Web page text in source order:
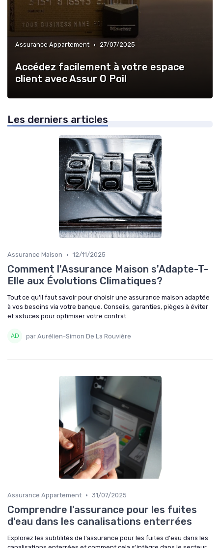
Assurance Appartement • 27/07/2025
Accédez facilement à votre espace
client avec Assur O Poil
Les derniers articles
Assurance Maison • 12/11/2025
Comment l'Assurance Maison s'Adapte-T-
Elle aux Évolutions Climatiques?
Tout ce qu'il faut savoir pour choisir une assurance maison adaptée
à vos besoins via votre banque. Conseils, garanties, pièges à éviter
et astuces pour optimiser votre contrat.
par Aurélien-Simon De La Rouvière
Assurance Appartement • 31/07/2025
Comprendre l'assurance pour les fuites
d'eau dans les canalisations enterrées
Explorez les subtilités de l'assurance pour les fuites d'eau dans les